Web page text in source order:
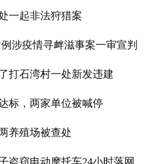
一起非法狩猎案
涉疫情寻衅滋事案一审宣判
打石湾村一处新发违建
标，两家单位被喊停
养殖场被查处